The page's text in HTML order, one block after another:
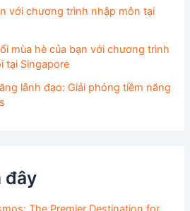
với chương trình nhập môn tại
mùa hè của bạn với chương trình
tại Singapore
lãnh đạo: Giải phóng tiềm năng
đây